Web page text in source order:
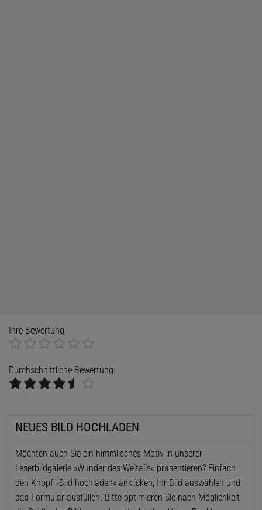
Ihre Bewertung:
Durchschnittliche Bewertung:
NEUES BILD HOCHLADEN
Möchten auch Sie ein himmlisches Motiv in unserer
Leserbildgalerie »Wunder des Weltalls« präsentieren? Einfach
den Knopf »Bild hochladen« anklicken, Ihr Bild auswählen und
das Formular ausfüllen. Bitte optimieren Sie nach Möglichkeit